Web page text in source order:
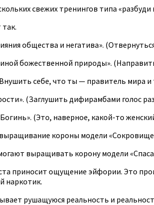
свежих тренингов типа
общества и негатива».
божественной природы».
себе, что ты — правитель мира
(Заглушить дифирамбами голос
(Это, наверное, какой-то
короны модели
выращивать корону модели
приносит ощущение эйфории. Это
наркотик.
рушащуюся реальность и